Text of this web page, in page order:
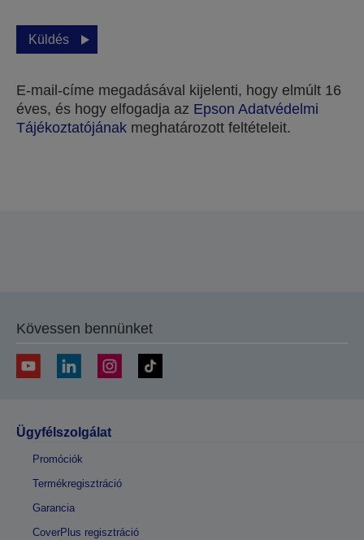
Küldés
E-mail-címe megadásával kijelenti, hogy elmúlt 16
éves, és hogy elfogadja az Epson Adatvédelmi
Tájékoztatójának meghatározott feltételeit.
Kövessen bennünket
Ügyfélszolgálat
Promóciók
Termékregisztráció
Garancia
CoverPlus regisztráció